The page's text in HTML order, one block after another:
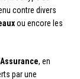
contre divers
ou encore les
, en
par une